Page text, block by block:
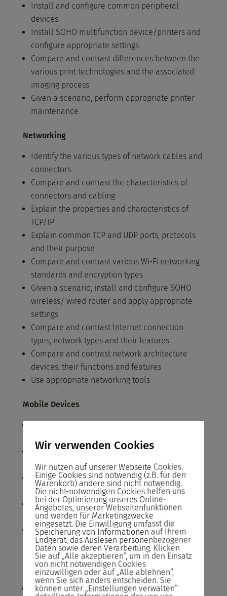
Install and configure common peripheral
devices
Install SOHO multifunction device/printers and
configure appropriate settings
Compare and contrast differences between the
various print technologies and the associated
imaging process
Given a scenario, perform appropriate printer
maintenance
Networking
Identify the various types of network cables and
connectors
Compare and contrast the characteristics of
connectors and cabling
Explain the properties and characteristics of
TCP/IP
Explain common TCP and UDP ports, protocols
and their purpose
Compare and contrast various Wi-Fi networking
standards and encryption types
Given a scenario, install and configure SOHO
wireless/ wired router and apply appropriate
settings
Compare and contrast Internet connection
types, network types and their features
Compare and contrast network architecture
devices, their functions and features
Use appropriate networking tools
Mobile Devices
Explain the function of components within the
display of a laptop
Given a scenario, use appropriate laptop
features
Explain the characteristics of various types of
other mobile devices
Compare and contrast accessories and ports of
other mobile devices
Hardware and Network Troubleshooting
Troubleshoot common problems related to
Wir verwenden Cookies
Wir nutzen auf unserer Webseite Cookies.
Einige Cookies sind notwendig (z.B. für den
Warenkorb) andere sind nicht notwendig.
Die nicht-notwendigen Cookies helfen uns
bei der Optimierung unseres Online-
Angebotes, unserer Webseitenfunktionen
und werden für Marketingzwecke
eingesetzt. Die Einwilligung umfasst die
Speicherung von Informationen auf Ihrem
Endgerät, das Auslesen personenbezogener
Daten sowie deren Verarbeitung. Klicken
Sie auf „Alle akzeptieren“, um in den Einsatz
von nicht notwendigen Cookies
einzuwilligen oder auf „Alle ablehnen“,
wenn Sie sich anders entscheiden. Sie
können unter „Einstellungen verwalten“